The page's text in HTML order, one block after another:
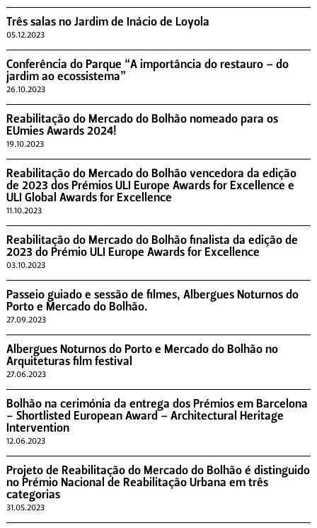
Três salas no Jardim de Inácio de Loyola
05.12.2023
Conferência do Parque “A importância do restauro – do
jardim ao ecossistema”
26.10.2023
Reabilitação do Mercado do Bolhão nomeado para os
EUmies Awards 2024!
19.10.2023
Reabilitação do Mercado do Bolhão vencedora da edição
de 2023 dos Prémios ULI Europe Awards for Excellence e
ULI Global Awards for Excellence
11.10.2023
Reabilitação do Mercado do Bolhão finalista da edição de
2023 do Prémio ULI Europe Awards for Excellence
03.10.2023
Passeio guiado e sessão de filmes, Albergues Noturnos do
Porto e Mercado do Bolhão.
27.09.2023
Albergues Noturnos do Porto e Mercado do Bolhão no
Arquiteturas film festival
27.06.2023
Bolhão na cerimónia da entrega dos Prémios em Barcelona
- Shortlisted European Award – Architectural Heritage
Intervention
12.06.2023
Projeto de Reabilitação do Mercado do Bolhão é distinguido
no Prémio Nacional de Reabilitação Urbana em três
categorias
31.05.2023